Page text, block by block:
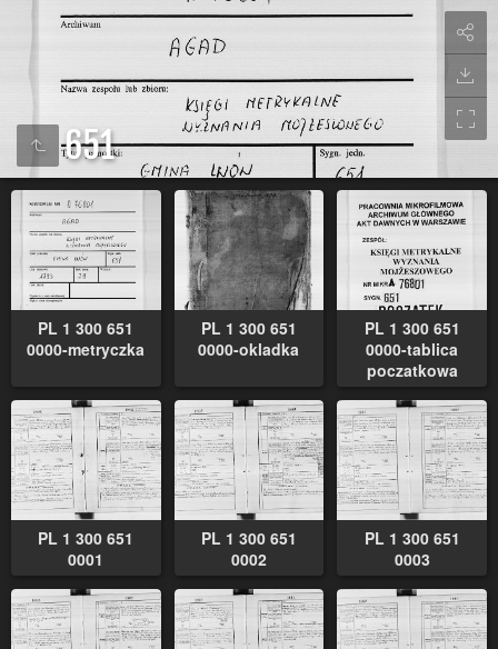
651
PL 1 300 651
0000-metryczka
PL 1 300 651
0000-okladka
PL 1 300 651
0000-tablica
poczatkowa
PL 1 300 651
0001
PL 1 300 651
0002
PL 1 300 651
0003